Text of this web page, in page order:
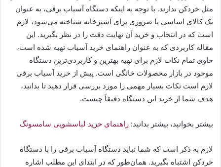
مثل خردکن ندارند. با توجه به اینکه دستگاه آسیاب برقی، به عنوان
یک کالای اساسی یا ضروری برای آشپزخانه شناخته می‌شود، لازم
است که در انتخاب و خرید آن نهایت دقت را در نظر بگیرید. این
مقاله کاربردی که به عنوان راهنمای خرید آسیاب تهیه شده است،
حاوی تمام نکات لازم برای تهیه بهترین و کاربردی‌ترین دستگاه
موجود در بازار محصولات خانگی است. پیش از خرید آسیاب برقی
لازم است نکات بسیار مهمی را مورد بررسی قرار دهید تا بدانید،
هدف شما از خرید این دستگاه دقیقاً چیست.
بیشتر بخوانید، بیشتر بدانید: راهنمای خرید لباسشویی سامسونگ
لازم به ذکر است که شما نباید دستگاه آسیاب برقی را با دستگاه
خردکن اشتباه بگیرید. همان‌طور که در ابتدای این مطلب اشاره